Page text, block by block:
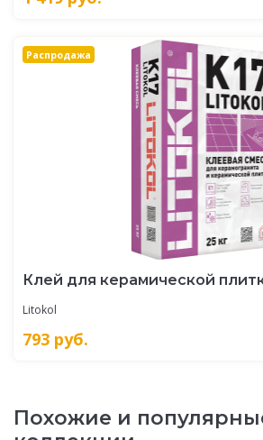
Распродажа
Клей для керамической
Litokol
793 руб.
Похожие и